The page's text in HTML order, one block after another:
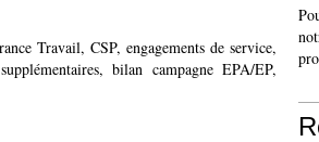
Travail, CSP, engagements de service,
bilan campagne EPA/EP,